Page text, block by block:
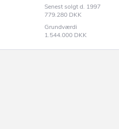
Senest solgt d. 1997
779.280 DKK
Grundværdi
1.544.000 DKK